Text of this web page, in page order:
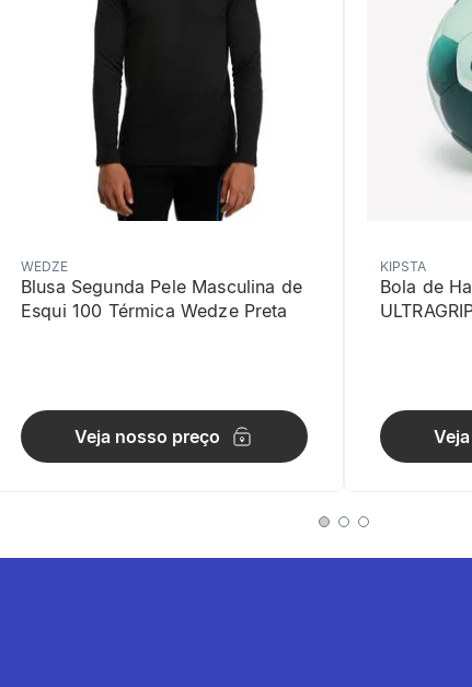
WEDZE
Blusa Segunda Pele Masculina de
Esqui 100 Térmica Wedze Preta
Veja nosso preço
KIPSTA
Bola de